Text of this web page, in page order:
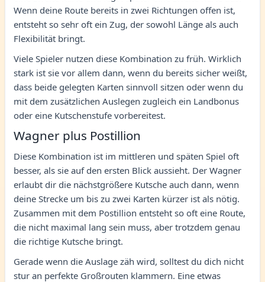
Wenn deine Route bereits in zwei Richtungen offen ist,
entsteht so sehr oft ein Zug, der sowohl Länge als auch
Flexibilität bringt.
Viele Spieler nutzen diese Kombination zu früh. Wirklich
stark ist sie vor allem dann, wenn du bereits sicher weißt,
dass beide gelegten Karten sinnvoll sitzen oder wenn du
mit dem zusätzlichen Auslegen zugleich ein Landbonus
oder eine Kutschenstufe vorbereitest.
Wagner plus Postillion
Diese Kombination ist im mittleren und späten Spiel oft
besser, als sie auf den ersten Blick aussieht. Der Wagner
erlaubt dir die nächstgrößere Kutsche auch dann, wenn
deine Strecke um bis zu zwei Karten kürzer ist als nötig.
Zusammen mit dem Postillion entsteht so oft eine Route,
die nicht maximal lang sein muss, aber trotzdem genau
die richtige Kutsche bringt.
Gerade wenn die Auslage zäh wird, solltest du dich nicht
stur an perfekte Großrouten klammern. Eine etwas